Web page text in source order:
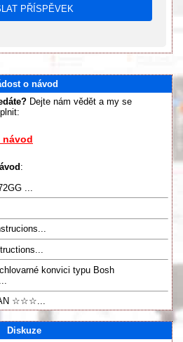
o návod
Dejte nám vědět a my se
návod
:
...
konvici typu Bosh
☆☆☆...
Diskuze